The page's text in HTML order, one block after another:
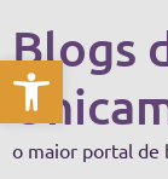
Abrir a
Blogs
o maior portal de